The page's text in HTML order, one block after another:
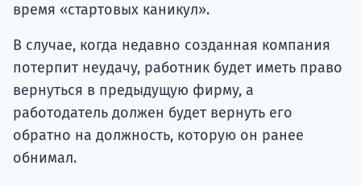
время «стартовых каникул».
В случае, когда недавно созданная компания
потерпит неудачу, работник будет иметь право
вернуться в предыдущую фирму, а
работодатель должен будет вернуть его
обратно на должность, которую он ранее
обнимал.